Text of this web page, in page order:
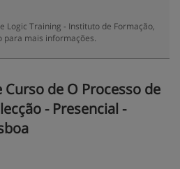
Logic Training - Instituto de Formação,
mais informações.
de O Processo de
- Presencial -